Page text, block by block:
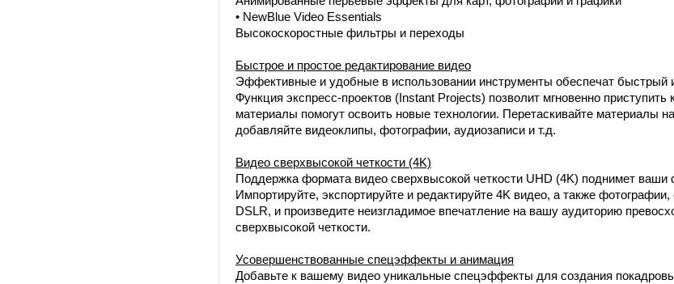
• NewBlue Video Essentials
Высокоскоростные фильтры и переходы
Быстрое и простое редактирование видео
Эффективные и удобные в использовании инструменты обеспечат быстрый
Функция экспресс-проектов (Instant Projects) позволит мгновенно
материалы помогут освоить новые технологии. Перетаскивайте материалы
добавляйте видеоклипы, фотографии, аудиозаписи и т.д.
Видео сверхвысокой четкости (4K)
Поддержка формата видео сверхвысокой четкости UHD (4K) поднимет
Импортируйте, экспортируйте и редактируйте 4K видео, а также
DSLR, и произведите неизгладимое впечатление на вашу аудиторию
сверхвысокой четкости.
Усовершенствованные спецэффекты и анимация
Добавьте к вашему видео уникальные спецэффекты для создания